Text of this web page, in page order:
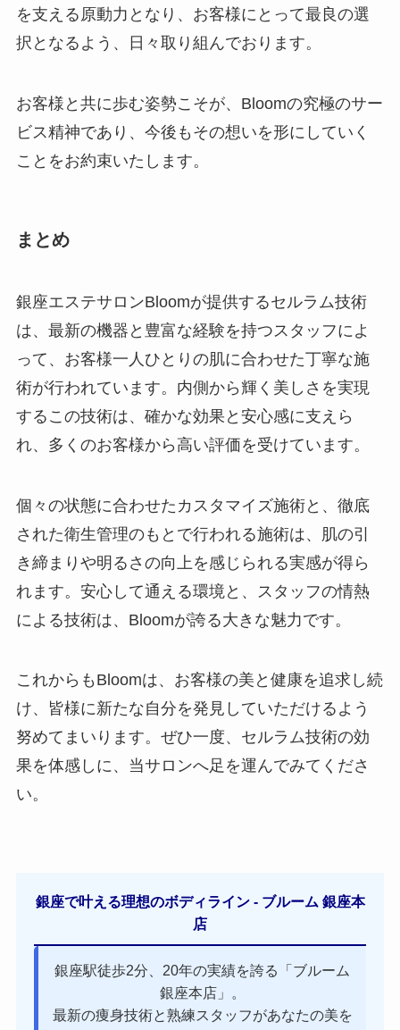
を支える原動力となり、お客様にとって最良の選
択となるよう、日々取り組んでおります。
お客様と共に歩む姿勢こそが、Bloomの究極のサー
ビス精神であり、今後もその想いを形にしていく
ことをお約束いたします。
まとめ
銀座エステサロンBloomが提供するセルラム技術
は、最新の機器と豊富な経験を持つスタッフによ
って、お客様一人ひとりの肌に合わせた丁寧な施
術が行われています。内側から輝く美しさを実現
するこの技術は、確かな効果と安心感に支えら
れ、多くのお客様から高い評価を受けています。
個々の状態に合わせたカスタマイズ施術と、徹底
された衛生管理のもとで行われる施術は、肌の引
き締まりや明るさの向上を感じられる実感が得ら
れます。安心して通える環境と、スタッフの情熱
による技術は、Bloomが誇る大きな魅力です。
これからもBloomは、お客様の美と健康を追求し続
け、皆様に新たな自分を発見していただけるよう
努めてまいります。ぜひ一度、セルラム技術の効
果を体感しに、当サロンへ足を運んでみてくださ
い。
銀座で叶える理想のボディライン - ブルーム 銀座本
店
銀座駅徒歩2分、20年の実績を誇る「ブルーム
銀座本店」。
最新の痩身技術と熟練スタッフがあなたの美を